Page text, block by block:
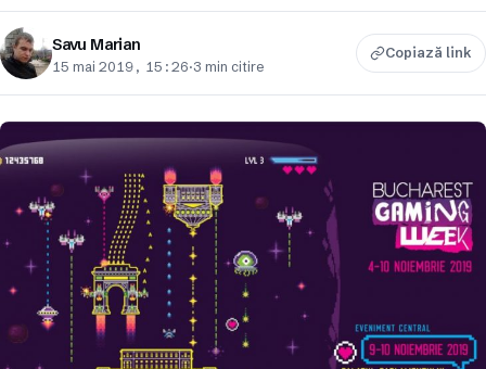
Savu Marian
15 mai 2019, 15:26·3 min citire
Copiază link